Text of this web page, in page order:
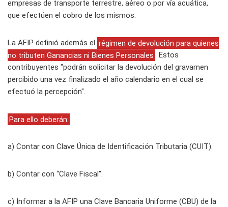
empresas de transporte terrestre, aéreo o por vía acuática,
que efectúen el cobro de los mismos.
La AFIP definió además el régimen de devolución para quienes
no tributen Ganancias ni Bienes Personales . Estos
contribuyentes "podrán solicitar la devolución del gravamen
percibido una vez finalizado el año calendario en el cual se
efectuó la percepción".
Para ello deberán:
a) Contar con Clave Única de Identificación Tributaria (CUIT).
b) Contar con “Clave Fiscal”.
c) Informar a la AFIP una Clave Bancaria Uniforme (CBU) de la